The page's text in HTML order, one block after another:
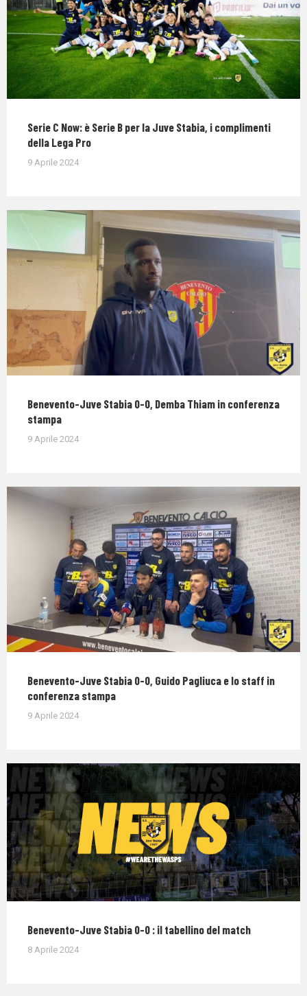
Serie C Now: è Serie B per la Juve Stabia, i complimenti
della Lega Pro
9 Aprile 2024
Benevento-Juve Stabia 0-0, Demba Thiam in conferenza
stampa
9 Aprile 2024
Benevento-Juve Stabia 0-0, Guido Pagliuca e lo staff in
conferenza stampa
9 Aprile 2024
Benevento-Juve Stabia 0-0 : il tabellino del match
8 Aprile 2024